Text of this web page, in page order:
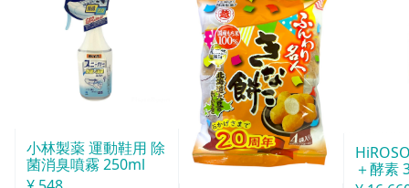
小林製薬 運動鞋用 除
菌消臭噴霧 250ml
＋酵素